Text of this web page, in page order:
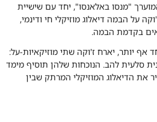
"מנסו באלאנסו", יחד עם שישיית
על הבמה דיאלוג מוזיקלי חי ודינמי,
בקדמת הבמה.
אף יותר, יארח ז'וקה שתי מוזיקאיות-על:
סלעית להב. הנוכחות שלהן תוסיף מימד
את הדיאלוג המוזיקלי המרתק שבין